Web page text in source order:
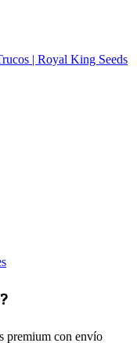
| Royal King Seeds
premium con envío